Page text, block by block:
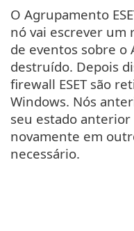
O Agrupamento
nó vai escrever
de eventos sobre o
destruído. Depois
firewall ESET são
Windows. Nós
seu estado
novamente em
necessário.